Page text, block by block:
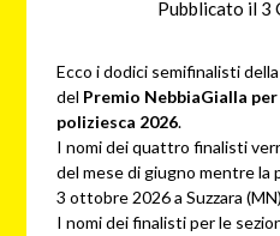
Pubblicato il 3
Ecco i dodici semifinalisti
del Premio NebbiaGialla
poliziesca 2026.
I nomi dei quattro finalisti
del mese di giugno mentre la
3 ottobre 2026 a Suzzara
I nomi dei finalisti per le